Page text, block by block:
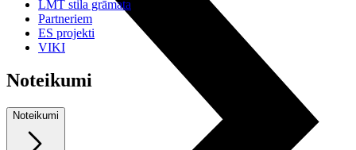
LMT stila grāmata
Partneriem
ES projekti
VIKI
Noteikumi
Noteikumi